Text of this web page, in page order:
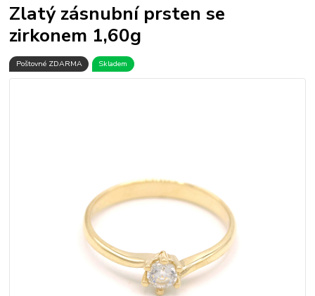
Zlatý zásnubní prsten se
zirkonem 1,60g
Poštovné ZDARMA Skladem